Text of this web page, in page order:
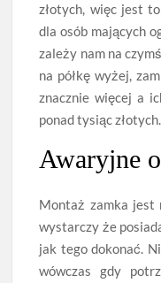
złotych, więc jest
dla osób mających
zależy nam na
na półkę wyżej,
znacznie więcej a
ponad tysiąc złotych.
Awaryjne
Montaż zamka jest
wystarczy że
jak tego dokonać.
wówczas gdy